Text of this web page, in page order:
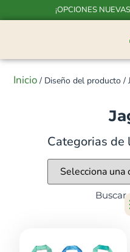
¡OPCIONES
Inicio / Diseño del producto /
Categorias de
Buscar